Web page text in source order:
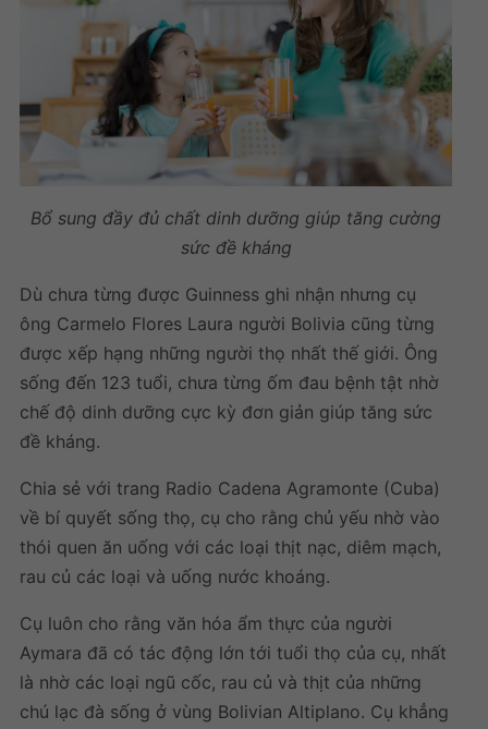
Bổ sung đầy đủ chất dinh dưỡng giúp tăng cường
sức đề kháng
Dù chưa từng được Guinness ghi nhận nhưng cụ
ông Carmelo Flores Laura người Bolivia cũng từng
được xếp hạng những người thọ nhất thế giới. Ông
sống đến 123 tuổi, chưa từng ốm đau bệnh tật nhờ
chế độ dinh dưỡng cực kỳ đơn giản giúp tăng sức
đề kháng.
Chia sẻ với trang Radio Cadena Agramonte (Cuba)
về bí quyết sống thọ, cụ cho rằng chủ yếu nhờ vào
thói quen ăn uống với các loại thịt nạc, diêm mạch,
rau củ các loại và uống nước khoáng.
Cụ luôn cho rằng văn hóa ẩm thực của người
Aymara đã có tác động lớn tới tuổi thọ của cụ, nhất
là nhờ các loại ngũ cốc, rau củ và thịt của những
chú lạc đà sống ở vùng Bolivian Altiplano. Cụ khẳng